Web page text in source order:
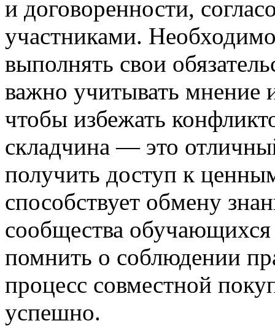
и договоренности,
участниками.
выполнять свои
важно учитывать мнение
чтобы избежать
складчина — это
получить доступ к
способствует обмену
сообщества
помнить о соблюдении
процесс совместной
успешно.